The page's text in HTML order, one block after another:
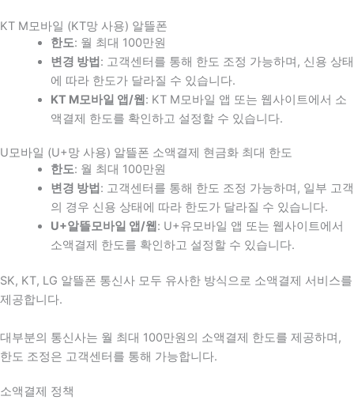
KT M모바일 (KT망 사용) 알뜰폰
한도: 월 최대 100만원
변경 방법 : 고객센터를 통해 한도 조정 가능하며, 신용 상태
에 따라 한도가 달라질 수 있습니다.
KT M모바일 앱/웹 : KT M모바일 앱 또는 웹사이트에서 소
액결제 한도를 확인하고 설정할 수 있습니다.
U모바일 (U+망 사용) 알뜰폰 소액결제 현금화 최대 한도
한도: 월 최대 100만원
변경 방법 : 고객센터를 통해 한도 조정 가능하며, 일부 고객
의 경우 신용 상태에 따라 한도가 달라질 수 있습니다.
U+알뜰모바일 앱/웹 : U+유모바일 앱 또는 웹사이트에서
소액결제 한도를 확인하고 설정할 수 있습니다.
SK, KT, LG 알뜰폰 통신사 모두 유사한 방식으로 소액결제 서비스를
제공합니다.
대부분의 통신사는 월 최대 100만원의 소액결제 한도를 제공하며,
한도 조정은 고객센터를 통해 가능합니다.
소액결제 정책